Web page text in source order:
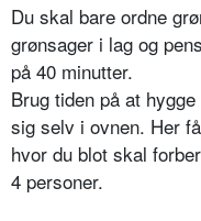
Du skal bare ordne
grønsager i lag og
på 40 minutter.
Brug tiden på at
sig selv i ovnen. Her
hvor du blot skal
4 personer.